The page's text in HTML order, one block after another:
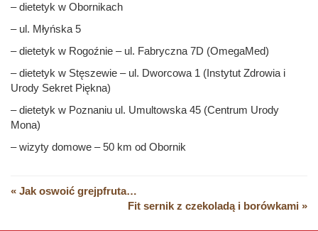
– dietetyk w Obornikach
– ul. Młyńska 5
– dietetyk w Rogoźnie – ul. Fabryczna 7D (OmegaMed)
– dietetyk w Stęszewie – ul. Dworcowa 1 (Instytut Zdrowia i
Urody Sekret Piękna)
– dietetyk w Poznaniu ul. Umultowska 45 (Centrum Urody
Mona)
– wizyty domowe – 50 km od Obornik
« Jak oswoić grejpfruta…
Fit sernik z czekoladą i borówkami »